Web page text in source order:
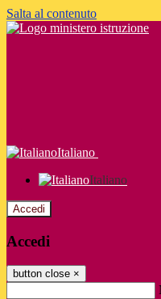
Salta al contenuto
Italiano
Italiano
Accedi
Accedi
button close ×